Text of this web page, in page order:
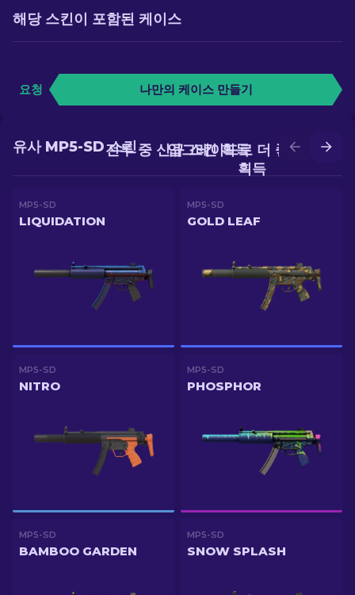
해당 스킨이 포함된 케이스
요청 나만의 케이스 만들기
업그레이드로 더 좋은 스킨
획득
전투 중 신규 스킨 획득
유사 MP5-SD 스킨
MP5-SD
LIQUIDATION
MP5-SD
GOLD LEAF
MP5-SD
NITRO
MP5-SD
PHOSPHOR
MP5-SD
BAMBOO GARDEN
MP5-SD
SNOW SPLASH